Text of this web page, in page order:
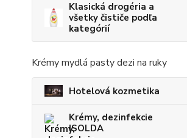
Klasická drogéria a
všetky čističe podľa
kategórií
Krémy mydlá pasty dezi na ruky
Hotelová kozmetika
Krémy, dezinfekcie
ISOLDA